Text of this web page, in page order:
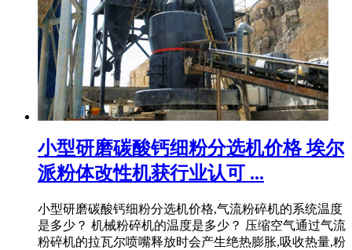
小型研磨碳酸钙细粉分选机价格 埃尔
派粉体改性机获行业认可 ...
小型研磨碳酸钙细粉分选机价格,气流粉碎机的系统温度
是多少？ 机械粉碎机的温度是多少？ 压缩空气通过气流
粉碎机的拉瓦尔喷嘴释放时会产生绝热膨胀,吸收热量,粉